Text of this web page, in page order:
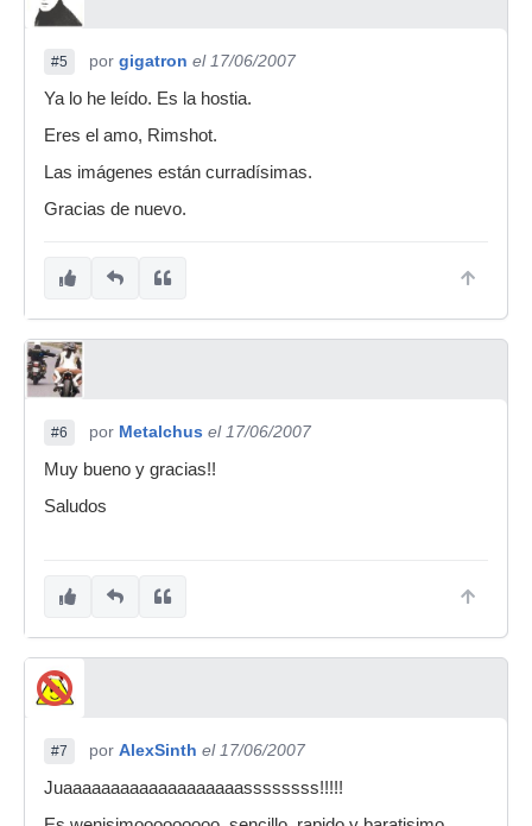
#5 por gigatron el 17/06/2007
Ya lo he leído. Es la hostia.
Eres el amo, Rimshot.
Las imágenes están curradísimas.
Gracias de nuevo.
#6 por Metalchus el 17/06/2007
Muy bueno y gracias!!
Saludos
#7 por AlexSinth el 17/06/2007
Juaaaaaaaaaaaaaaaaaaassssssss!!!!!